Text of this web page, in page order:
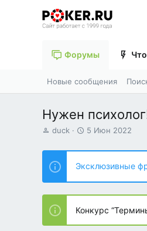
Форумы
Новые сообщения
Нужен
А
т
о
р
т
е
м
ы
duck
Д
т
н
а
ч
л
а
5 Июн 2022
Эксклюзивные
Конкурс